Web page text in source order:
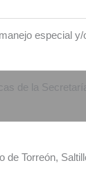
especial
de la
de Torreón,